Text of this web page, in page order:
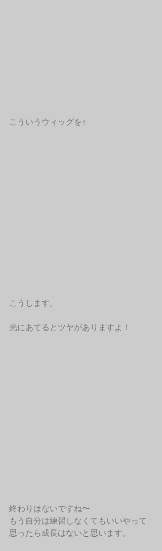
こういうウィッグを↑
こうします。
光にあてるとツヤがありますよ！
終わりはないですね〜
もう自分は練習しなくてもいいやって
思ったら成長はないと思います。